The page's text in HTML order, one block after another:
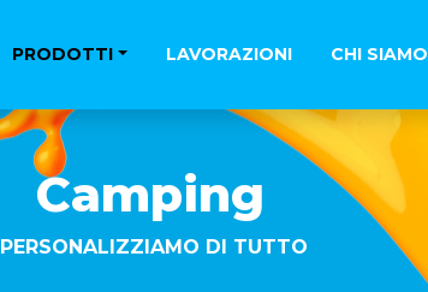
PRODOTTI LAVORAZIONI CHI SIAMO
Camping
PERSONALIZZIAMO DI TUTTO